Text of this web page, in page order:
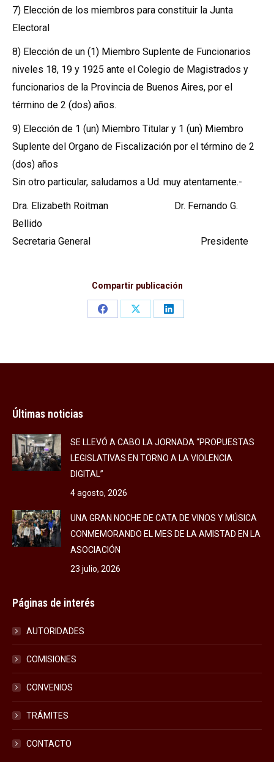
7) Elección de los miembros para constituir la Junta
Electoral
8) Elección de un (1) Miembro Suplente de Funcionarios
niveles 18, 19 y 1925 ante el Colegio de Magistrados y
funcionarios de la Provincia de Buenos Aires, por el
término de 2 (dos) años.
9) Elección de 1 (un) Miembro Titular y 1 (un) Miembro
Suplente del Organo de Fiscalización por el término de 2
(dos) años
Sin otro particular, saludamos a Ud. muy atentamente.-
Dra. Elizabeth Roitman Dr. Fernando G.
Bellido
Secretaria General Presidente
Compartir publicación
Share
Share
Share
Últimas noticias
SE LLEVÓ A CABO LA JORNADA “PROPUESTAS
LEGISLATIVAS EN TORNO A LA VIOLENCIA
DIGITAL”
4 agosto, 2026
UNA GRAN NOCHE DE CATA DE VINOS Y MÚSICA
CONMEMORANDO EL MES DE LA AMISTAD EN LA
ASOCIACIÓN
23 julio, 2026
Páginas de interés
AUTORIDADES
COMISIONES
CONVENIOS
TRÁMITES
CONTACTO